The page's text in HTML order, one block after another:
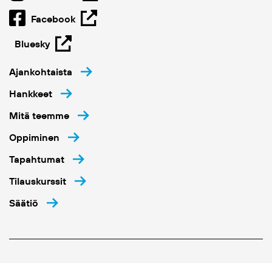
Facebook
Bluesky
Ajankohtaista
Hankkeet
Mitä teemme
Oppiminen
Tapahtumat
Tilauskurssit
Säätiö